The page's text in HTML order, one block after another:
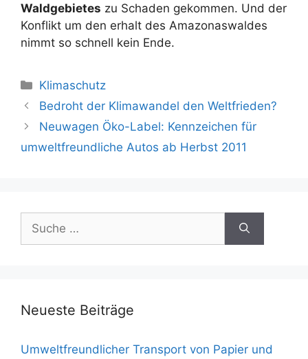
Waldgebietes zu Schaden gekommen. Und der
Konflikt um den erhalt des Amazonaswaldes
nimmt so schnell kein Ende.
Kategorien
Klimaschutz
Beitrags-
Navigation
Bedroht der Klimawandel den Weltfrieden?
Neuwagen Öko-Label: Kennzeichen für
umweltfreundliche Autos ab Herbst 2011
Suche
nach:
Neueste Beiträge
Umweltfreundlicher Transport von Papier und